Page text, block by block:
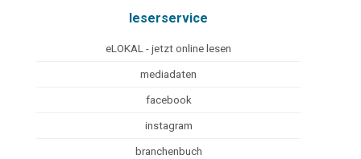
leserservice
eLOKAL - jetzt online lesen
mediadaten
facebook
instagram
branchenbuch